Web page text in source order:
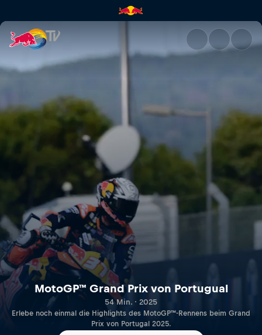
MotoGP™ Grand Prix von
MotoGP™ Grand Prix von Portugual
54 Min. · 2025
Erlebe noch einmal die Highlights des MotoGP™-Rennens beim Grand
Prix von Portugal 2025.